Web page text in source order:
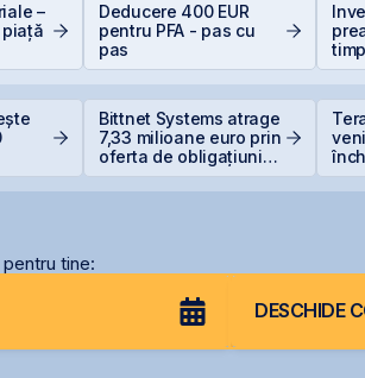
–
Deducere 400 EUR
pentru PFA - pas cu
pas
Bittnet Systems atrage
7,33 milioane euro prin
oferta de obligațiuni
tine:
DESCHIDE